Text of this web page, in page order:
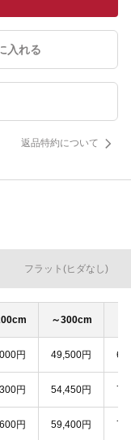
入れる
返品特約について
フラット(ヒダなし)
～300cm
円 49,500円
円 54,450円
円 59,400円